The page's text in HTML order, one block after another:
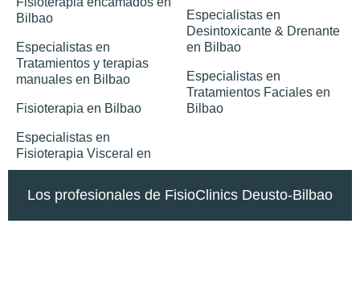
Bilbao
Especialistas en
Tratamientos y terapias
manuales en Bilbao
Fisioterapia en Bilbao
Especialistas en
Fisioterapia Visceral en
Especialistas en
Desintoxicante & Drenante
en Bilbao
Especialistas en
Tratamientos Faciales en
Bilbao
Los profesionales de FisioClinics Deusto-Bilbao